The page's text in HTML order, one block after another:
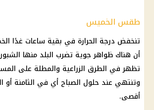
طقس الخميس
تنخفض درجة الحرارة في بقية ساعات غدًا
أن هناك ظواهر جوية تضرب البلد منها
تظهر في الطرق الزراعية والمطلة على
وتنتهي عند حلول الصباح أي في الثامنة أو
أقصى.